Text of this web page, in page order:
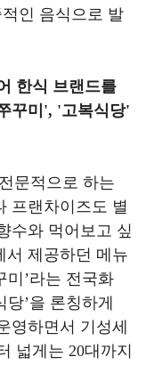
인 음식으로 발
한식 브랜드를
꾸미 ', '고복식당'
문적으로 하는
프랜차이즈도 별
수와 먹어보고 싶
서 제공하던 메뉴
’라는 전국화
당’을 론칭하게
영하면서 기성세
넓게는 20대까지